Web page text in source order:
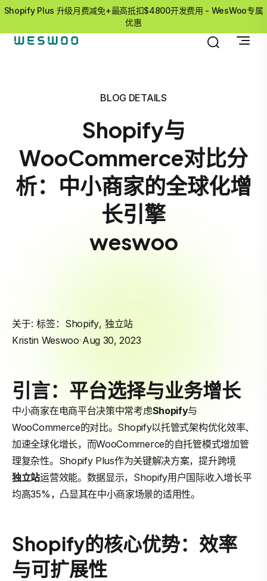
Shopify Plus 升级月费减免+最高抵扣$4800开发费用 - WesWoo专属
优惠
BLOG DETAILS
Shopify与
WooCommerce对比分
析：中小商家的全球化增
长引擎
weswoo
关于: 标签： Shopify, 独立站
Kristin Weswoo Aug 30, 2023
引言：平台选择与业务增长
中小商家在电商平台决策中常考虑Shopify与
WooCommerce的对比。Shopify以托管式架构优化效率、
加速全球化增长，而WooCommerce的自托管模式增加管
理复杂性。Shopify Plus作为关键解决方案，提升跨境
独立站运营效能。数据显示，Shopify用户国际收入增长平
均高35%，凸显其在中小商家场景的适用性。
Shopify的核心优势：效率
与可扩展性